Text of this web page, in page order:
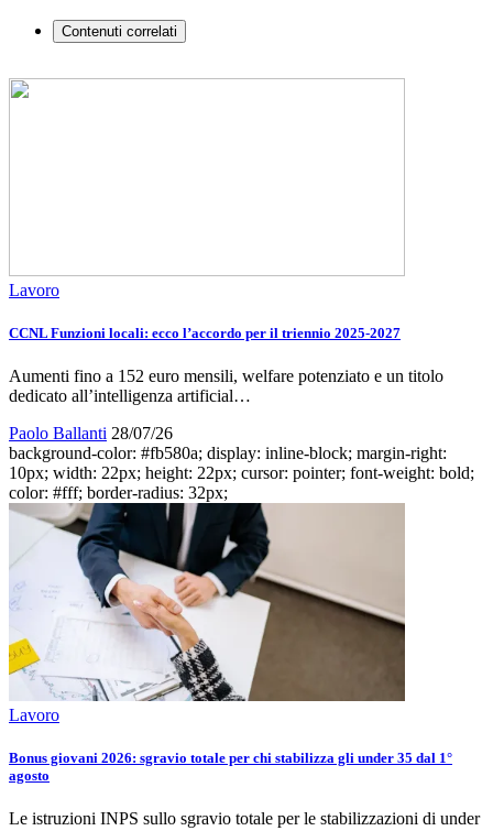
Contenuti correlati
Lavoro
CCNL Funzioni locali: ecco l’accordo per il triennio 2025-2027
Aumenti fino a 152 euro mensili, welfare potenziato e un titolo
dedicato all’intelligenza artificial…
Paolo Ballanti 28/07/26
background-color: #fb580a; display: inline-block; margin-right:
10px; width: 22px; height: 22px; cursor: pointer; font-weight: bold;
color: #fff; border-radius: 32px;
Lavoro
Bonus giovani 2026: sgravio totale per chi stabilizza gli under 35 dal 1°
agosto
Le istruzioni INPS sullo sgravio totale per le stabilizzazioni di under